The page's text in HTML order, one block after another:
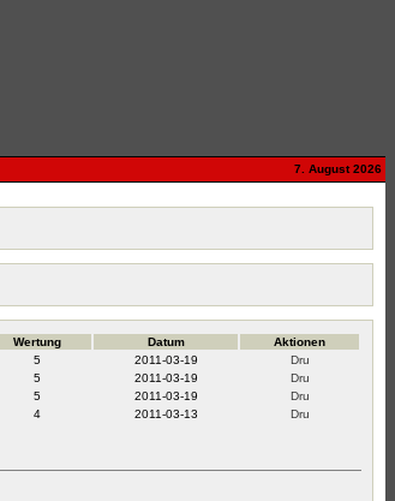
7. August 2026
Wertung Datum
Aktionen
5
2011-03-19
5
2011-03-19
5
2011-03-19
4 2011-03-13